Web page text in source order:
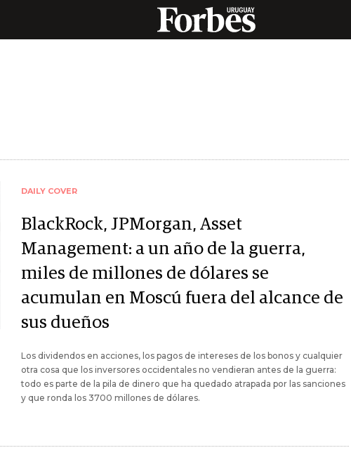
DAILY COVER
BlackRock, JPMorgan, Asset
Management: a un año de la guerra,
miles de millones de dólares se
acumulan en Moscú fuera del alcance de
sus dueños
Los dividendos en acciones, los pagos de intereses de los bonos y cualquier
otra cosa que los inversores occidentales no vendieran antes de la guerra:
todo es parte de la pila de dinero que ha quedado atrapada por las sanciones
y que ronda los 3700 millones de dólares.